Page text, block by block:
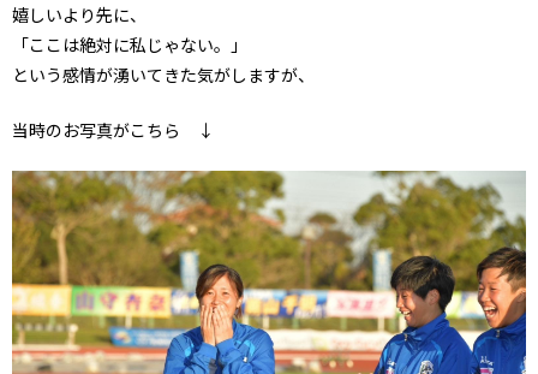
嬉しいより先に、
「ここは絶対に私じゃない。」
という感情が湧いてきた気がしますが、
当時のお写真がこちら ↓